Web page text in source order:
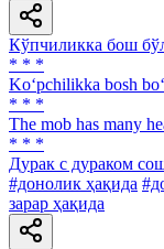
Кўпчиликка бош
* * *
Ko‘pchilikka bosh
* * *
The mob has many
* * *
Дурак с дураком
#донолик ҳақида
зарар ҳақида